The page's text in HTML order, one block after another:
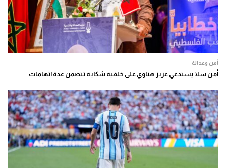
أمن وعدالة
أمن سلا يستدعي عزيز هناوي على خلفية شكاية تتضمن عدة اتهامات